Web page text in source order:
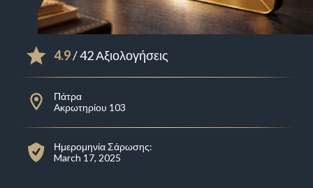
4.9/ 42 Αξιολογήσεις
Πάτρα
Ακρωτηρίου 103
Ημερομηνία Σάρωσης:
March 17, 2025